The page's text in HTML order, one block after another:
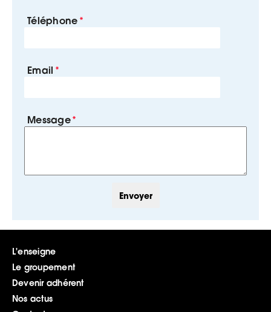
Téléphone
Email
Message
L'enseigne
Le groupement
Devenir adhérent
Nos actus